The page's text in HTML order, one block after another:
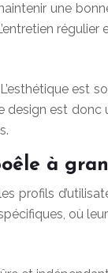
une
est
est donc
à
profils
où